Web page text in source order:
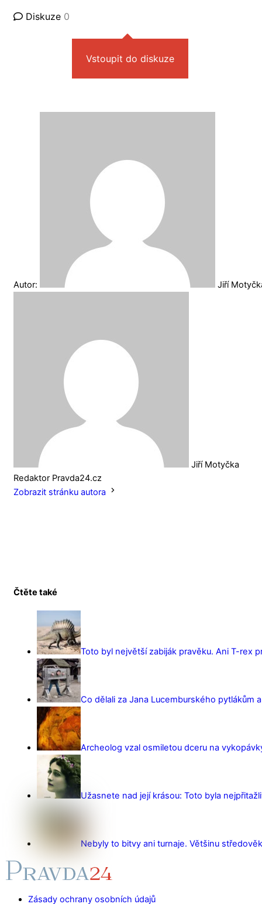
Diskuze 0
Vstoupit do diskuze
Autor: Jiří
Jiří Motyčka
Redaktor Pravda24.cz
Zobrazit stránku autora
Čtěte také
Toto byl největší zabiják pravěku. Ani T-rex
Co dělali za Jana Lucemburského pytlákům
Archeolog vzal osmiletou dceru na
Užasnete nad její krásou: Toto byla
Nebyly to bitvy ani turnaje. Většinu
Zásady ochrany osobních údajů